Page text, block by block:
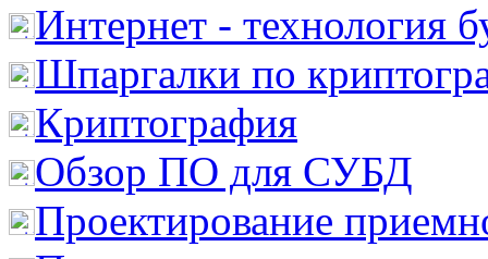
Интернет - технология
Шпаргалки по
Криптография
Обзор ПО для СУБД
Проектирование